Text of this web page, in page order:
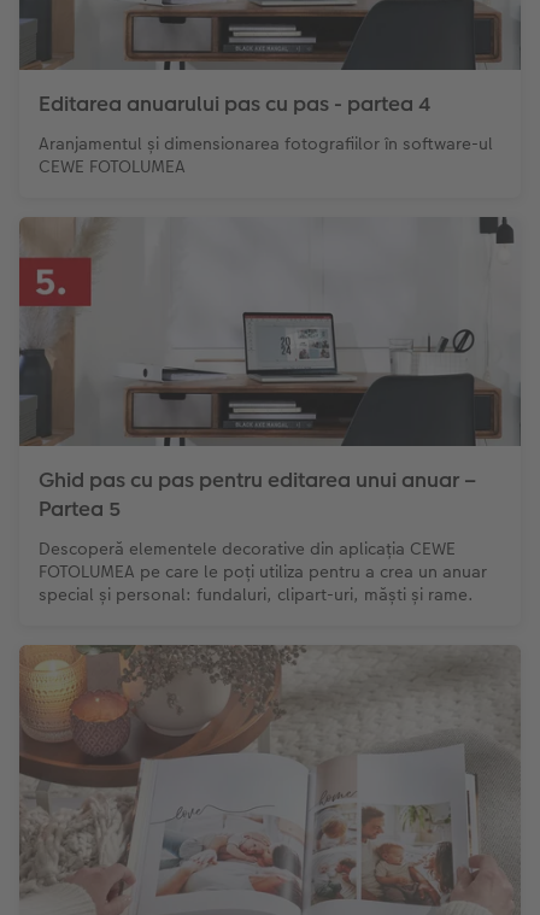
Editarea anuarului pas cu pas - partea 4
Aranjamentul și dimensionarea fotografiilor în software-ul
CEWE FOTOLUMEA
Ghid pas cu pas pentru editarea unui anuar –
Partea 5
Descoperă elementele decorative din aplicația CEWE
FOTOLUMEA pe care le poți utiliza pentru a crea un anuar
special și personal: fundaluri, clipart-uri, măști și rame.